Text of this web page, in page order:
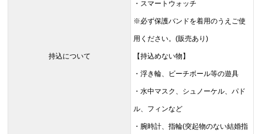
持込について
・スマートウォッチ
※必ず保護バンドを着用のうえご使
用ください。(販売あり)
【持込めない物】
・浮き輪、ビーチボール等の遊具
・水中マスク、シュノーケル、パド
ル、フィンなど
・腕時計、指輪(突起物のない結婚指